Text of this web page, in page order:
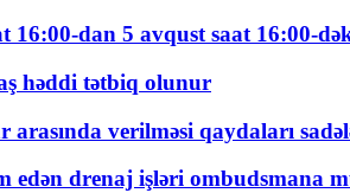
16:00-dan 5 avqust saat 16:00-
həddi tətbiq olunur
arasında verilməsi qaydaları
edən drenaj işləri ombudsmana